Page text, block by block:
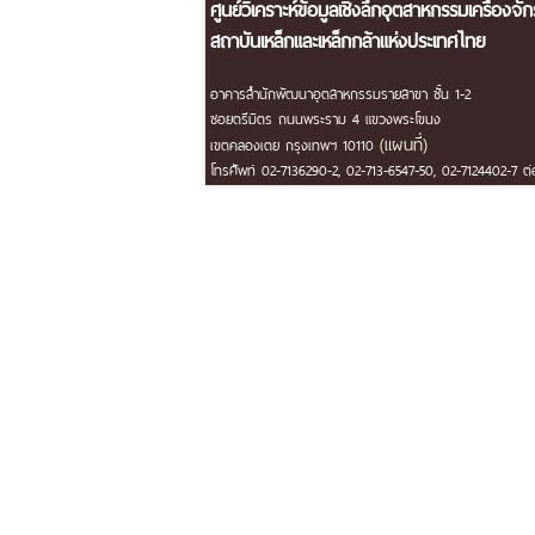
ศูนย์วิเคราะห์ข้อมูลเชิงลึกอุตสาหกรรมเครื่องจั
สถาบันเหล็กและเหล็กกล้าแห่งประเทศไทย
อาคารสำนักพัฒนาอุตสาหกรรมรายสาขา ชั้น 1-2
ซอยตรีมิตร ถนนพระราม 4 แขวงพระโขนง
เขตคลองเตย กรุงเทพฯ 10110 (แผนที่)
โทรศัพท์ 02-7136290-2, 02-713-6547-50, 02-7124402-7 ต่